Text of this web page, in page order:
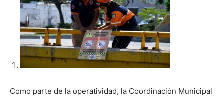
Como parte de la operatividad, la Coordinación Municipal